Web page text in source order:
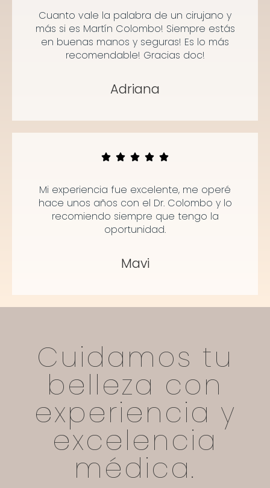
Cuanto vale la palabra de un cirujano y
más si es Martín Colombo! Siempre estás
en buenas manos y seguras! Es lo más
recomendable! Gracias doc!
Adriana
Mi experiencia fue excelente, me operé
hace unos años con el Dr. Colombo y lo
recomiendo siempre que tengo la
oportunidad.
Mavi
Cuidamos tu
belleza con
experiencia y
excelencia
médica.